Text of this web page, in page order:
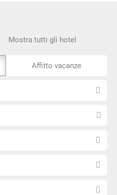
Mostra tutti gli hotel
Affitto vacanze